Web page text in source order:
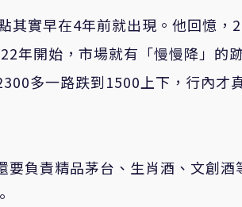
其實早在4年前就出現。他回憶，
年開始，市場就有「慢慢降」的
多一路跌到1500上下，行內才
負責精品茅台、生肖酒、文創酒